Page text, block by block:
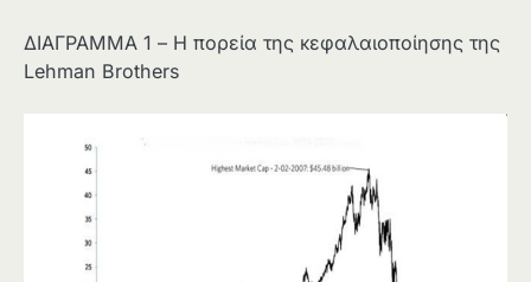
ΔΙΑΓΡΑΜΜΑ 1 – Η πορεία της κεφαλαιοποίησης της
Lehman Brothers